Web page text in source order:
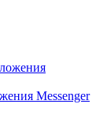
Messenger